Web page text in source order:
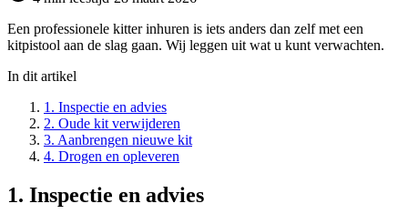
Een professionele kitter inhuren is iets anders dan zelf met een
kitpistool aan de slag gaan. Wij leggen uit wat u kunt verwachten.
In dit artikel
1. Inspectie en advies
2. Oude kit verwijderen
3. Aanbrengen nieuwe kit
4. Drogen en opleveren
1. Inspectie en advies